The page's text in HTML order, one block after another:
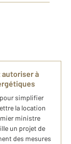
à
simplifier
la location
ministre
un projet de
des mesures